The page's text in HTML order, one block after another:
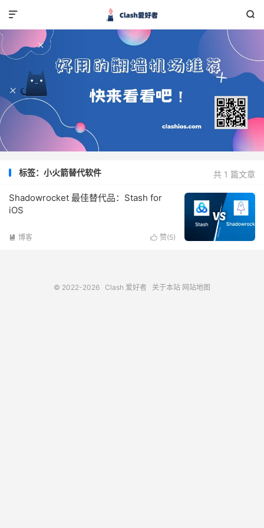


共 1 篇文章
标签：小火箭替代软件
Shadowrocket 最佳替代品：Stash for
iOS
 赞(5)
 博客
© 2022-2026 Clash 爱好者 关于本站 网站地图